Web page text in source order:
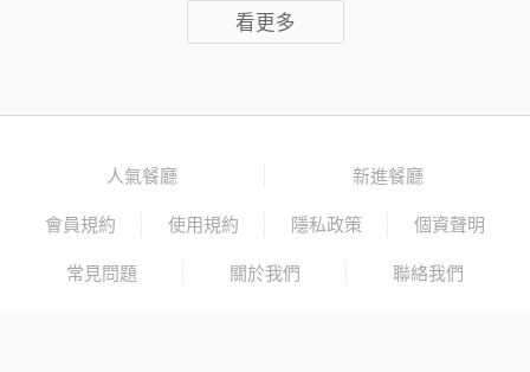
看更多
人氣餐廳 新進餐廳
會員規約 使用規約 隱私政策 個資聲明
常見問題 關於我們 聯絡我們